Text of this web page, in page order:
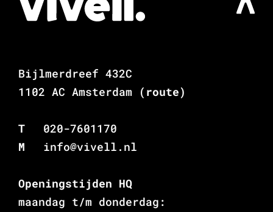
Bijlmerdreef 432C
1102 AC Amsterdam
(route)
T
020-7601170
M
info@vivell.nl
Openingstijden HQ
maandag t/m donderdag: